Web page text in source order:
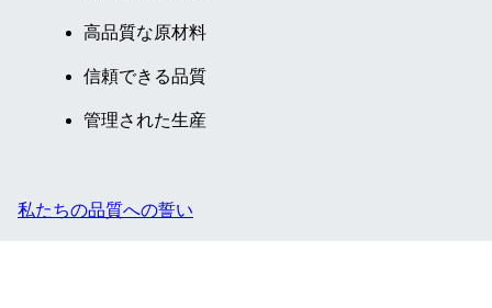
高品質な原材料
信頼できる品質
管理された生産
私たちの品質への誓い